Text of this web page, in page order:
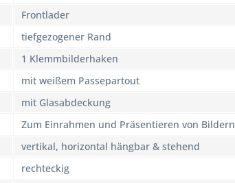
Frontlader
tiefgezogener Rand
1 Klemmbilderhaken
mit weißem Passepartout
mit Glasabdeckung
Zum Einrahmen und Präsentieren von Bildern
vertikal, horizontal hängbar & stehend
rechteckig